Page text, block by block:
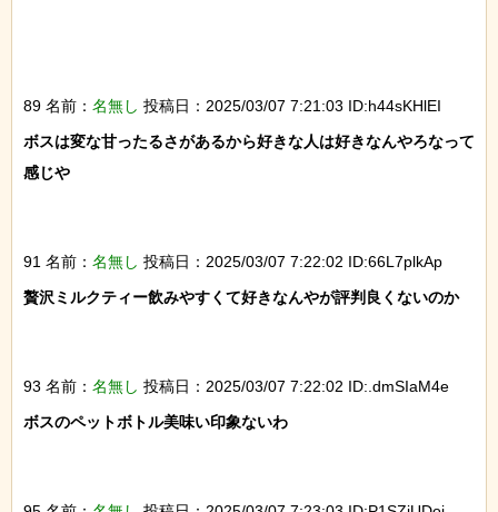
89 名前： 名無し 投稿日：2025/03/07 7:21:03 ID:h44sKHlEI
ボスは変な甘ったるさがあるから好きな人は好きなんやろなって
感じや
91 名前： 名無し 投稿日：2025/03/07 7:22:02 ID:66L7plkAp
贅沢ミルクティー飲みやすくて好きなんやが評判良くないのか
93 名前： 名無し 投稿日：2025/03/07 7:22:02 ID:.dmSIaM4e
ボスのペットボトル美味い印象ないわ